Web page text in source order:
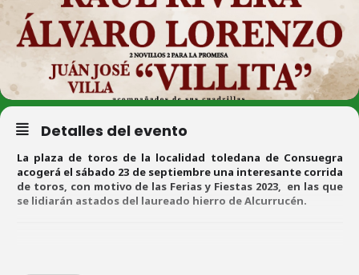
Detalles del evento
La plaza de toros de la localidad toledana de Consuegra
acogerá el sábado 23 de septiembre una interesante corrida
de toros, con motivo de las Ferias y Fiestas 2023, en las que
se lidiarán astados del laureado hierro de Alcurrucén.